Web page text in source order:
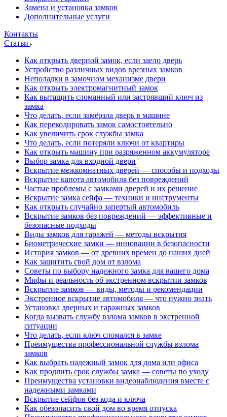
Замена и установка замков
Дополнительные услуги
Контакты
Статьи
Как открыть дверной замок, если заело дверь
Устройство различных видов врезных замков
Неполадки в замочном механизме двери
Как открыть электромагнитный замок
Как вытащить сломанный или застрявший ключ из
замка
Что делать, если замёрзла дверь в машине
Как перекодировать замок самостоятельно
Как увеличить срок службы замка
Что делать, если потеряли ключи от квартиры
Как открыть машину при разряженном аккумуляторе
Выбор замка для входной двери
Вскрытие межкомнатных дверей — способы и подходы
Вскрытие капота автомобиля без повреждений
Частые проблемы с замками дверей и их решение
Вскрытие замка сейфа — техники и инструменты
Как открыть случайно запертый автомобиль
Вскрытие замков без повреждений — эффективные и
безопасные подходы
Виды замков для гаражей — методы вскрытия
Биометрические замки — инновации в безопасности
История замков — от древних времен до наших дней
Как защитить свой дом от взлома
Советы по выбору надежного замка для вашего дома
Мифы и реальность об экстренном вскрытии замков
Вскрытие замков — виды, методы и рекомендации
Экстренное вскрытие автомобиля — что нужно знать
Установка дверных и гаражных замков
Когда вызвать службу взлома замков в экстренной
ситуации
Что делать, если ключ сломался в замке
Преимущества профессиональной службы взлома
замков
Как выбрать надежный замок для дома или офиса
Как продлить срок службы замка — советы по уходу
Преимущества установки видеонаблюдения вместе с
надежными замками
Вскрытие сейфов без кода и ключа
Как обезопасить свой дом во время отпуска